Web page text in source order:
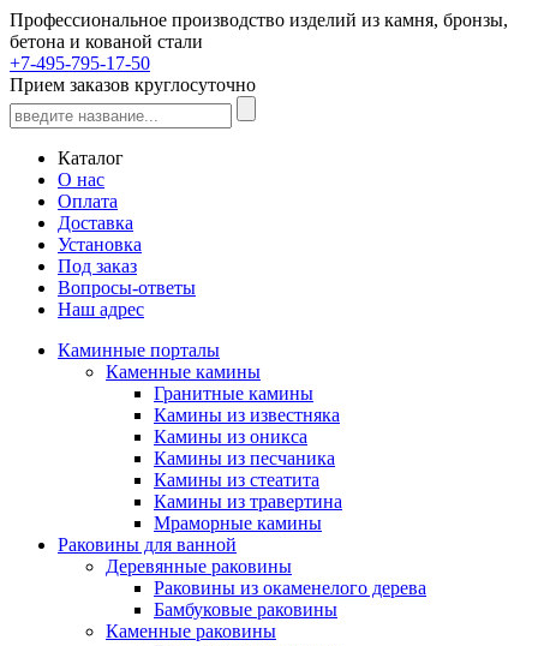
Профессиональное производство изделий из камня, бронзы,
бетона и кованой стали
+7-495-795-17-50
Прием заказов круглосуточно
Каталог
О нас
Оплата
Доставка
Установка
Под заказ
Вопросы-ответы
Наш адрес
Каминные порталы
Каменные камины
Гранитные камины
Камины из известняка
Камины из оникса
Камины из песчаника
Камины из стеатита
Камины из травертина
Мраморные камины
Раковины для ванной
Деревянные раковины
Раковины из окаменелого дерева
Бамбуковые раковины
Каменные раковины